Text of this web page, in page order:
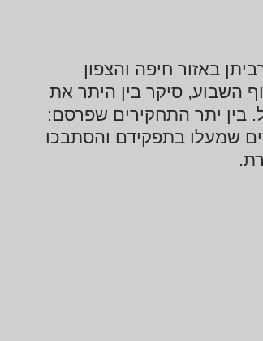
12. עוסק בתקשורת מעל 20 שנה , מרביתן באזור חיפה והצפון
השבוע, סיקר בין היתר את
בין יתר התחקירים שפרסם:
שמעלו בתפקידם והסתבכו